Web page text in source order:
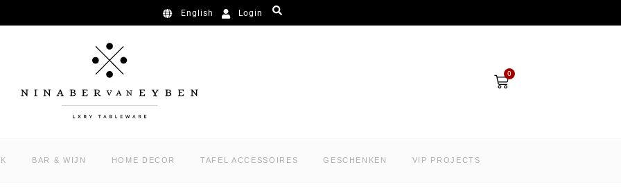
English Login
0
Winkelwagen
BAR & WIJN HOME DECOR TAFEL ACCESSOIRES GESCHENKEN VIP PROJECTS